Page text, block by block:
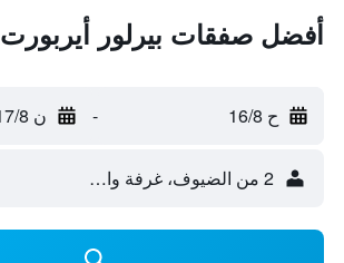
أفضل صفقات بيرلور
ح 16/8 - ن 17/8
2 من الضيوف، غرفة واحدة